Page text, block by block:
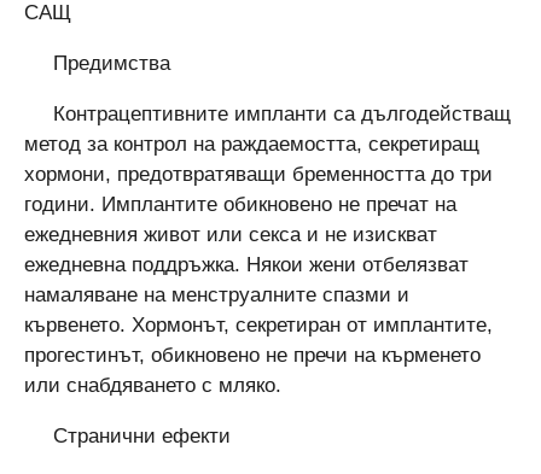
САЩ
Предимства
Контрацептивните импланти са дългодействащ
метод за контрол на раждаемостта, секретиращ
хормони, предотвратяващи бременността до три
години. Имплантите обикновено не пречат на
ежедневния живот или секса и не изискват
ежедневна поддръжка. Някои жени отбелязват
намаляване на менструалните спазми и
кървенето. Хормонът, секретиран от имплантите,
прогестинът, обикновено не пречи на кърменето
или снабдяването с мляко.
Странични ефекти